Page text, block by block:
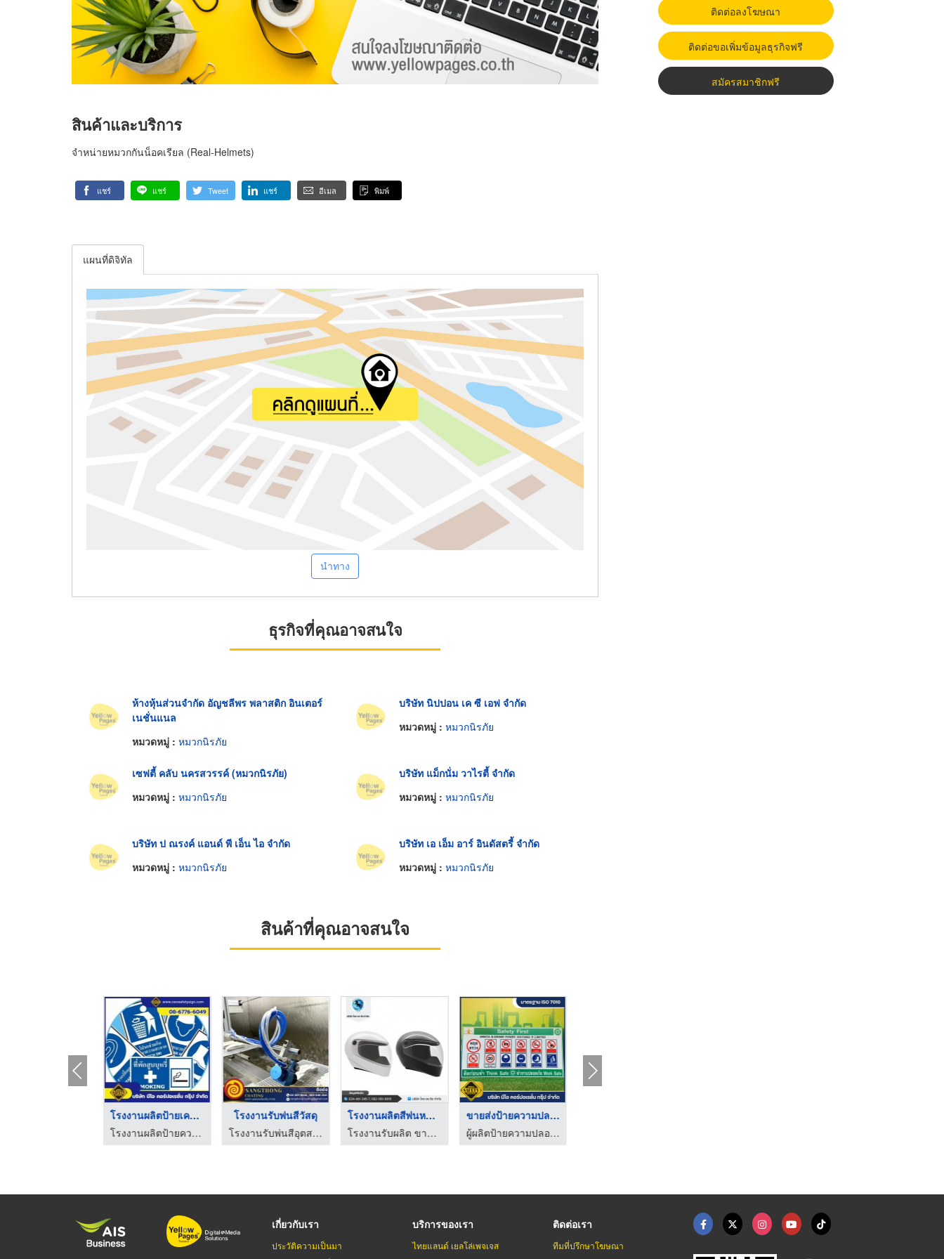
สินค้าและบริการ
จำหน่ายหมวกกันน็อคเรียล (Real-Helmets)
แชร์ แชร์ Tweet แชร์ อีเมล พิมพ์
แผนที่ดิจิทัล
นำทาง
ธุรกิจที่คุณอาจสนใจ
ห้างหุ้นส่วนจำกัด อัญชลีพร พลาสติก อินเตอร์
เนชั่นแนล
หมวดหมู่ : หมวกนิรภัย
บริษัท นิปปอน เค ซี เอฟ จำกัด
หมวดหมู่ : หมวกนิรภัย
เซฟตี้ คลับ นครสวรรค์ (หมวกนิรภัย)
หมวดหมู่ : หมวกนิรภัย
บริษัท แม็กนั่ม วาไรตี้ จำกัด
หมวดหมู่ : หมวกนิรภัย
บริษัท ป ณรงค์ แอนด์ พี เอ็น ไอ จำกัด
หมวดหมู่ : หมวกนิรภัย
บริษัท เอ เอ็ม อาร์ อินดัสตรี้ จำกัด
หมวดหมู่ : หมวกนิรภัย
สินค้าที่คุณอาจสนใจ
โรงงานผลิตป้ายเครื่อ ...
โรงงานผลิตป้ายความปลอดภัย - NEO SAFETY SIGN
โรงงานรับพ่นสีวัสดุ
โรงงานรับพ่นสีอุตสาหกรรม - แสงทองโคทติ้ง
โรงงานผลิตสีพ่นหมวกก ...
โรงงานรับผลิต ขายส่งสีอุตสาหกรรม ไทยยงซิง
ขายส่งป้ายความปลอดภั ...
ผู้ผลิตป้ายความปลอดภัย - นีโอ คอร์ปอเรชั่น กรุ๊ป
ติดต่อลงโฆษณา
ติดต่อขอเพิ่มข้อมูลธุรกิจฟรี
สมัครสมาชิกฟรี
เกี่ยวกับเรา
ประวัติความเป็นมา
บริการของเรา
ไทยแลนด์ เยลโล่เพจเจส
ติดต่อเรา
ทีมที่ปรึกษาโฆษณา